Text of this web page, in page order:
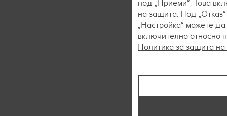
под „Приеми“. Това
на защита. Под
„Настройка“ можете
включително относно
Политика за защита